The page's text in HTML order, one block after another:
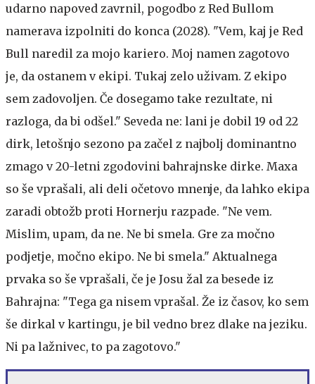
udarno napoved zavrnil, pogodbo z Red Bullom
namerava izpolniti do konca (2028). "Vem, kaj je Red
Bull naredil za mojo kariero. Moj namen zagotovo
je, da ostanem v ekipi. Tukaj zelo uživam. Z ekipo
sem zadovoljen. Če dosegamo take rezultate, ni
razloga, da bi odšel." Seveda ne: lani je dobil 19 od 22
dirk, letošnjo sezono pa začel z najbolj dominantno
zmago v 20-letni zgodovini bahrajnske dirke. Maxa
so še vprašali, ali deli očetovo mnenje, da lahko ekipa
zaradi obtožb proti Hornerju razpade. "Ne vem.
Mislim, upam, da ne. Ne bi smela. Gre za močno
podjetje, močno ekipo. Ne bi smela." Aktualnega
prvaka so še vprašali, če je Josu žal za besede iz
Bahrajna: "Tega ga nisem vprašal. Že iz časov, ko sem
še dirkal v kartingu, je bil vedno brez dlake na jeziku.
Ni pa lažnivec, to pa zagotovo."